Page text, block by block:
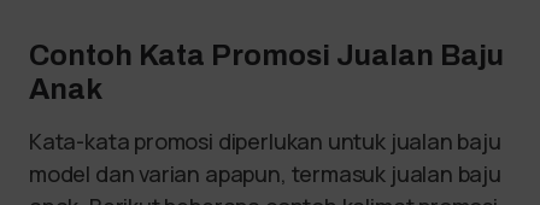
Contoh Kata Promosi Jualan Baju
Anak
Kata-kata promosi diperlukan untuk jualan baju
model dan varian apapun, termasuk jualan baju